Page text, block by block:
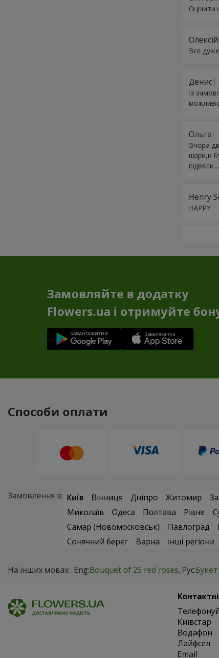
Олексій
Все
Денис
Із
Ольга
Вчора
шари,и
Henry
HAPPY
Замовляйте в додатку
Flowers.ua і отримуйте
Способи оплати
Замовлення в: Київ Вінниця Дніпро Житомир
Миколаїв
Одеса Полтава Рівне
Самар (Новомосковськ)
Павлоград
Сонячний берег
Варна інші регіони
На інших мовах: Eng:Bouquet of 25 red roses Рус:
Київстар
Водафон
Лайфсел
Email